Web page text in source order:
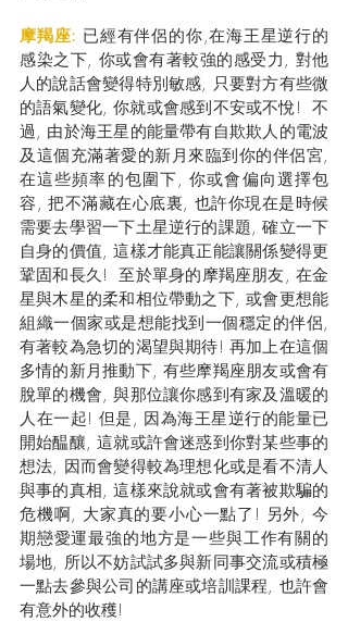
摩羯座: 已經有伴侶的你,在海王星逆行的
感染之下, 你或會有著較強的感受力, 對他
人的說話會變得特別敏感, 只要對方有些微
的語氣變化, 你就或會感到不安或不悅!  不
過, 由於海王星的能量帶有自欺欺人的電波
及這個充滿著愛的新月來臨到你的伴侶宮,
在這些頻率的包圍下, 你或會偏向選擇包
容, 把不滿藏在心底裏, 也許你現在是時候
需要去學習一下土星逆行的課題, 確立一下
自身的價值, 這樣才能真正能讓關係變得更
鞏固和長久!  至於單身的摩羯座朋友, 在金
星與木星的柔和相位帶動之下, 或會更想能
組織一個家或是想能找到一個穩定的伴侶,
有著較為急切的渴望與期待! 再加上在這個
多情的新月推動下, 有些摩羯座朋友或會有
脫單的機會, 與那位讓你感到有家及溫暖的
人在一起! 但是, 因為海王星逆行的能量已
開始醖釀, 這就或許會迷惑到你對某些事的
想法, 因而會變得較為理想化或是看不清人
與事的真相, 這樣來說就或會有著被欺騙的
危機啊, 大家真的要小心一點了! 另外, 今
期戀愛運最強的地方是一些與工作有關的
場地, 所以不妨試試多與新同事交流或積極
一點去參與公司的講座或培訓課程, 也許會
有意外的收穫!